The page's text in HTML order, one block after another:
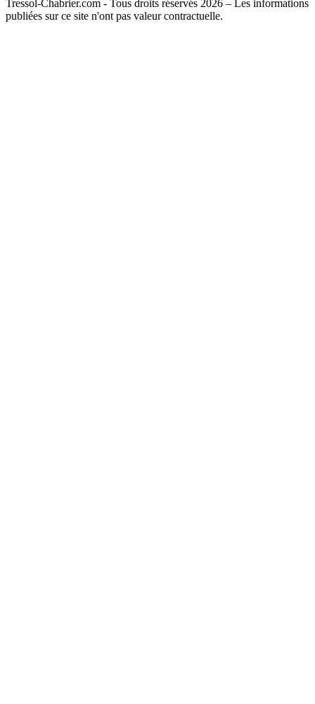
Tressol-Chabrier.com - Tous droits réservés 2026 – Les informations
publiées sur ce site n'ont pas valeur contractuelle.